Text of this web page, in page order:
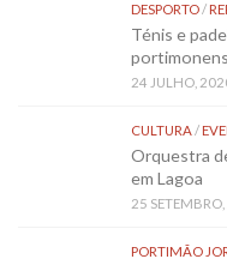
DESPORTO/
Ténis e
24 JULHO,
CULTURA/
Orquestra
em Lagoa
25
PORTIMÃO